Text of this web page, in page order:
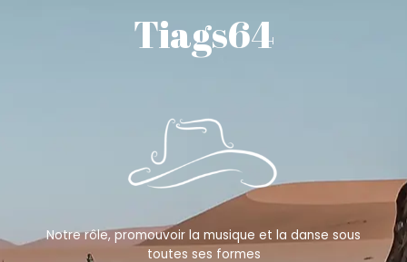
Tiags64
Notre rôle, promouvoir la musique et la danse sous
toutes ses formes